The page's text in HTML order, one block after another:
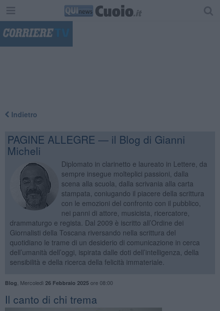
Indietro
PAGINE ALLEGRE — il Blog di Gianni
Micheli
Diplomato in clarinetto e laureato in Lettere, da
sempre insegue molteplici passioni, dalla
scena alla scuola, dalla scrivania alla carta
stampata, coniugando il piacere della scrittura
con le emozioni del confronto con il pubblico,
nei panni di attore, musicista, ricercatore,
drammaturgo e regista. Dal 2009 è iscritto all’Ordine dei
Giornalisti della Toscana riversando nella scrittura del
quotidiano le trame di un desiderio di comunicazione in cerca
dell’umanità dell’oggi, ispirata dalle doti dell’intelligenza, della
sensibilità e della ricerca della felicità immateriale.
Blog Mercoledì 26 Febbraio 2025ore 08:00
​Il canto di chi trema